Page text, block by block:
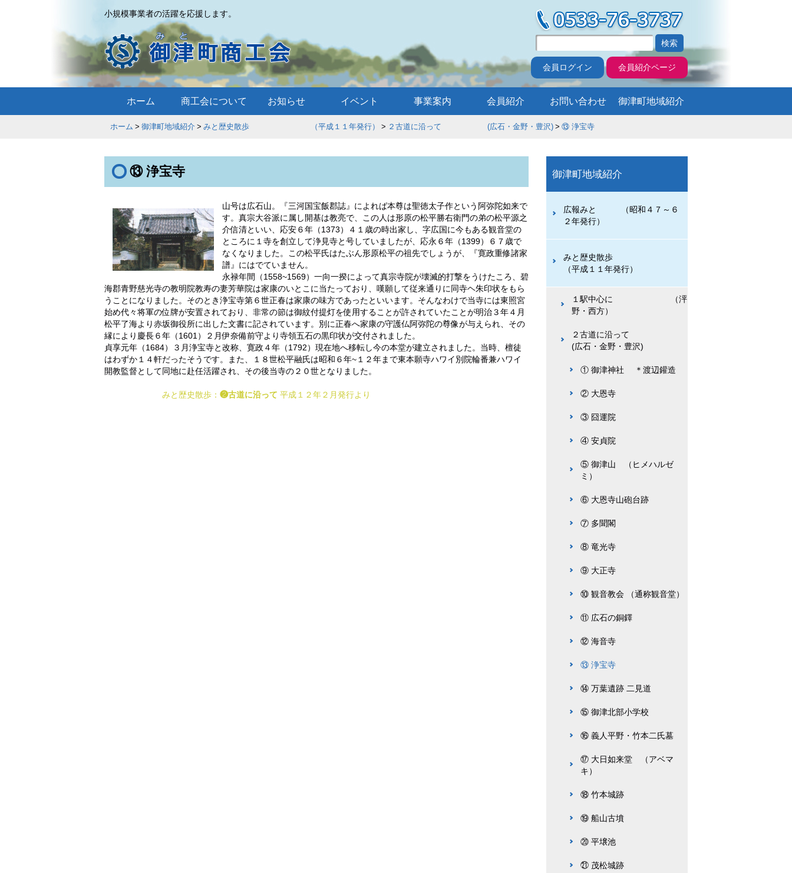
小規模事業者の活躍を応援します。
会員ログイン 会員紹介ページ
ホーム 商工会について お知らせ イベント 事業案内 会員紹介 お問い合わせ 御津町地域紹介
ホーム 御津町地域紹介 みと歴史散歩 （平成１１年発行） ２古道に沿って (広石・金野・豊沢) ⑬ 浄宝寺
⑬ 浄宝寺
山号は広石山。『三河国宝飯郡誌』によれば本尊は聖徳太子作という阿弥陀如来で
す。真宗大谷派に属し開基は教亮で、この人は形原の松平勝右衛門の弟の松平源之
介信清といい、応安６年（1373）４１歳の時出家し、字広国に今もある観音堂の
ところに１寺を創立して浄見寺と号していましたが、応永６年（1399）６７歳で
なくなりました。この松平氏はたぶん形原松平の祖先でしょうが、『寛政重修諸家
譜』にはでていません。
永禄年間（1558~1569）一向一揆によって真宗寺院が壊滅的打撃をうけたころ、碧
海郡青野慈光寺の教明院教寿の妻芳華院は家康のいとこに当たっており、嘆願して従来通りに同寺ヘ朱印状をもら
うことになりました。そのとき浄宝寺第６世正春は家康の味方であったといいます。そんなわけで当寺には東照宮
始め代々将軍の位牌が安置されており、非常の節は御紋付提灯を使用することが許されていたことが明治３年４月
松平了海より赤坂御役所に出した文書に記されています。別に正春へ家康の守護仏阿弥陀の尊像が与えられ、その
縁により慶長６年（1601）２月伊奈備前守より寺領五石の黒印状が交付されました。
貞享元年（1684）３月浄宝寺と改称、寛政４年（1792）現在地へ移転し今の本堂が建立されました。当時、檀徒
はわずか１４軒だったそうです。また、１８世松平融氏は昭和６年~１２年まで東本願寺ハワイ別院輪番兼ハワイ
開教監督として同地に赴任活躍され、その後当寺の２０世となりました。
みと歴史散歩 ： ❷古道に沿って 平成１２年２月発行より
御津町地域紹介
広報みと （昭和４７～６
２年発行）
みと歴史散歩
（平成１１年発行）
１駅中心に （泙
野・西方）
２古道に沿って
(広石・金野・豊沢)
① 御津神社 ＊渡辺鑵造
② 大恩寺
③ 囧運院
④ 安貞院
⑤ 御津山 （ヒメハルゼ
ミ）
⑥ 大恩寺山砲台跡
⑦ 多聞閣
⑧ 竜光寺
⑨ 大正寺
⑩ 観音教会 （通称観音堂）
⑪ 広石の銅鐸
⑫ 海音寺
⑬ 浄宝寺
⑭ 万葉遺跡 二見道
⑮ 御津北部小学校
⑯ 義人平野・竹本二氏墓
⑰ 大日如来堂 （アベマ
キ）
⑱ 竹本城跡
⑲ 船山古墳
⑳ 平壌池
㉑ 茂松城跡